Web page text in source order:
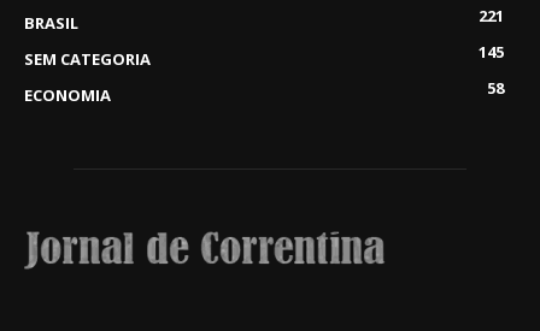
BRASIL
221
SEM CATEGORIA
145
ECONOMIA
58